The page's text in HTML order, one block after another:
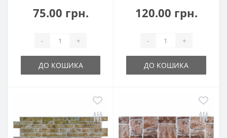
75.00 грн.
- +
ДО КОШИКА
120.00 грн.
- +
ДО КОШИКА